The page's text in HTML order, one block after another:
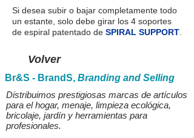
Si desea subir o bajar completamente todo
un estante, solo debe girar los 4 soportes
de espiral patentado de SPIRAL SUPPORT
Volver
Br&S - BrandS, Branding and Selling
Distribuimos prestigiosas marcas de artículos
para el hogar, menaje, limpieza ecológica,
bricolaje, jardín y herramientas para
profesionales.